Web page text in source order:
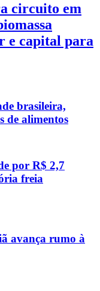
circuito em
e capital para
brasileira,
de alimentos
por R$ 2,7
freia
avança rumo à